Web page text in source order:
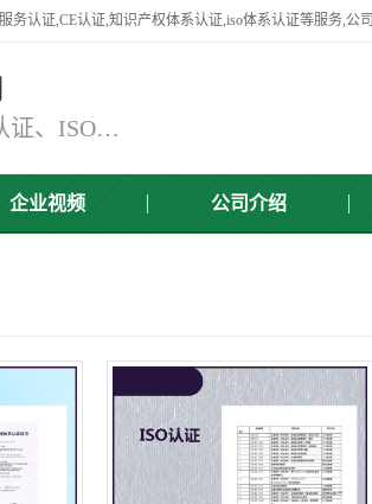
主营：ISO9001认证、ISO14001认证、ISO认证、ISO22000认证、ISO/TS16949认证,FSC森林认证
企业视频 公司介绍